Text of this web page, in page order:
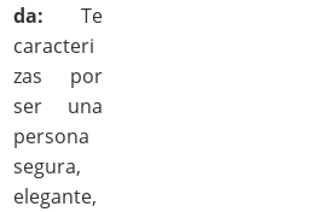
da: Te
caracteri
zas por
ser una
persona
segura,
elegante,